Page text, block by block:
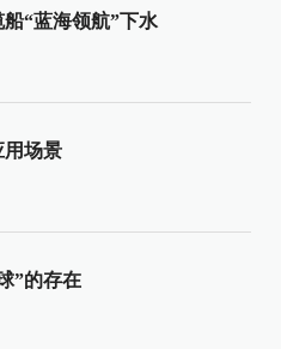
“蓝海领航”下水
用场景
”的存在